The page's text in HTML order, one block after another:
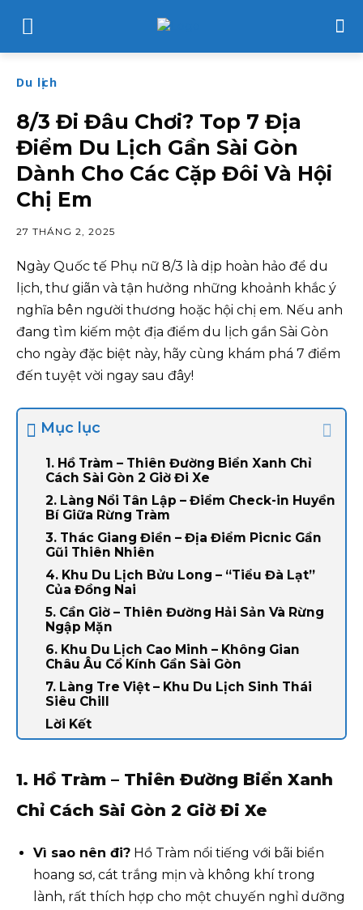
Du lịch
8/3 Đi Đâu Chơi? Top 7 Địa
Điểm Du Lịch Gần Sài Gòn
Dành Cho Các Cặp Đôi Và Hội
Chị Em
27 THÁNG 2, 2025
Ngày Quốc tế Phụ nữ 8/3 là dịp hoàn hảo để du
lịch, thư giãn và tận hưởng những khoảnh khắc ý
nghĩa bên người thương hoặc hội chị em. Nếu anh
đang tìm kiếm một địa điểm du lịch gần Sài Gòn
cho ngày đặc biệt này, hãy cùng khám phá 7 điểm
đến tuyệt vời ngay sau đây!
Mục lục
1. Hồ Tràm – Thiên Đường Biển Xanh Chỉ
Cách Sài Gòn 2 Giờ Đi Xe
2. Làng Nổi Tân Lập – Điểm Check-in Huyền
Bí Giữa Rừng Tràm
3. Thác Giang Điền – Địa Điểm Picnic Gần
Gũi Thiên Nhiên
4. Khu Du Lịch Bửu Long – “Tiểu Đà Lạt”
Của Đồng Nai
5. Cần Giờ – Thiên Đường Hải Sản Và Rừng
Ngập Mặn
6. Khu Du Lịch Cao Minh – Không Gian
Châu Âu Cổ Kính Gần Sài Gòn
7. Làng Tre Việt – Khu Du Lịch Sinh Thái
Siêu Chill
Lời Kết
1. Hồ Tràm – Thiên Đường Biển Xanh
Chỉ Cách Sài Gòn 2 Giờ Đi Xe
Vì sao nên đi? Hồ Tràm nổi tiếng với bãi biển
hoang sơ, cát trắng mịn và không khí trong
lành, rất thích hợp cho một chuyến nghỉ dưỡng